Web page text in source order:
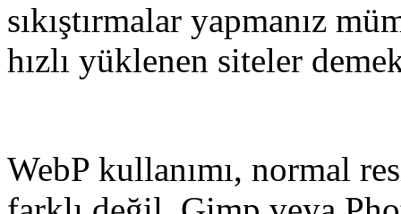
sıkıştırmalar yapmanız
hızlı yüklenen siteler
WebP kullanımı, normal